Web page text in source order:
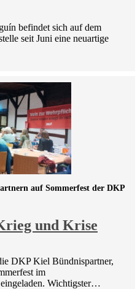
befindet sich auf dem
seit Juni eine neuartige
und Krise
auf Sommerfest der DKP
DKP Kiel Bündnispartner,
im
Wichtigster…